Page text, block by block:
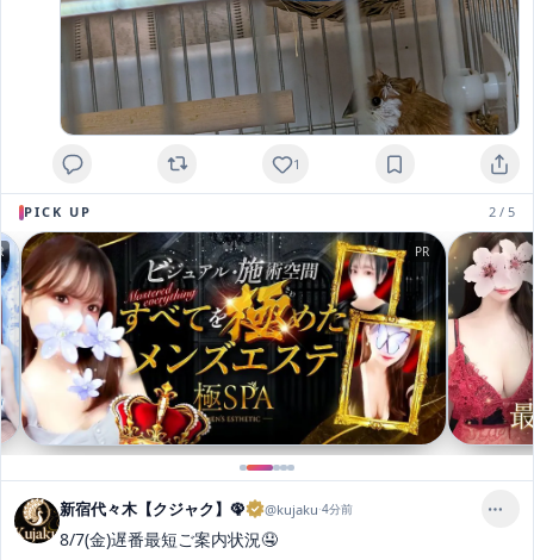
1
PICK UP 2 / 5
PR
新宿代々木【クジャク】🦚 @kujaku·4分前
8/7(金)遅番最短ご案内状況🤤